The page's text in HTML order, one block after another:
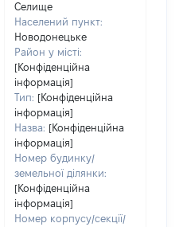
Селище
Населений пункт:
Новодонецьке
Район у місті:
[Конфіденційна
інформація]
Тип: [Конфіденційна
інформація]
Назва: [Конфіденційна
інформація]
Номер будинку/
земельної ділянки:
[Конфіденційна
інформація]
Номер корпусу/секції/